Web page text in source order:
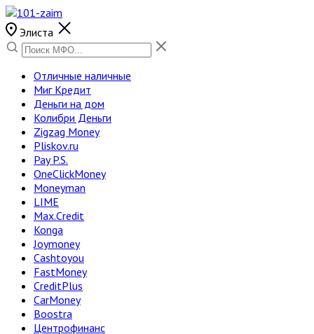
Элиста
Отличные наличные
Миг Кредит
Деньги на дом
Колибри Деньги
Zigzag Money
Pliskov.ru
Pay P.S.
OneClickMoney
Moneyman
LIME
Max.Credit
Konga
Joymoney
Cashtoyou
FastMoney
CreditPlus
CarMoney
Boostra
Центрофинанс